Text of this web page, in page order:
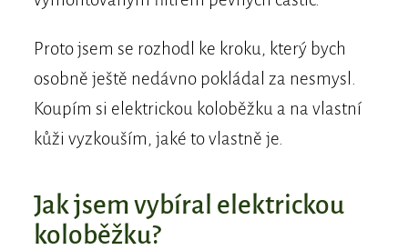
Proto jsem se rozhodl ke kroku, který bych
osobně ještě nedávno pokládal za nesmysl.
Koupím si elektrickou koloběžku a na vlastní
kůži vyzkouším, jaké to vlastně je.
Jak jsem vybíral elektrickou
koloběžku?